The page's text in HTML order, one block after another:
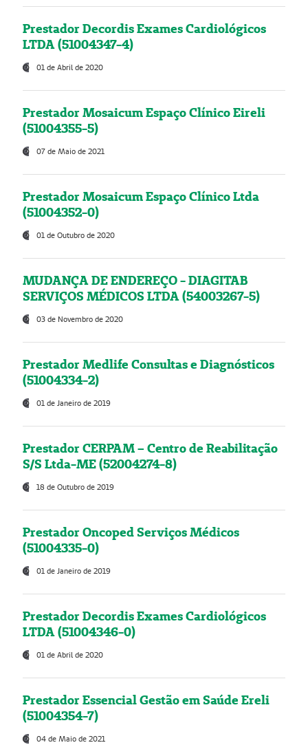
Prestador Decordis Exames Cardiológicos
LTDA (51004347-4)
01 de Abril de 2020
Prestador Mosaicum Espaço Clínico Eireli
(51004355-5)
07 de Maio de 2021
Prestador Mosaicum Espaço Clínico Ltda
(51004352-0)
01 de Outubro de 2020
MUDANÇA DE ENDEREÇO - DIAGITAB
SERVIÇOS MÉDICOS LTDA (54003267-5)
03 de Novembro de 2020
Prestador Medlife Consultas e Diagnósticos
(51004334-2)
01 de Janeiro de 2019
Prestador CERPAM – Centro de Reabilitação
S/S Ltda-ME (52004274-8)
18 de Outubro de 2019
Prestador Oncoped Serviços Médicos
(51004335-0)
01 de Janeiro de 2019
Prestador Decordis Exames Cardiológicos
LTDA (51004346-0)
01 de Abril de 2020
Prestador Essencial Gestão em Saúde Ereli
(51004354-7)
04 de Maio de 2021